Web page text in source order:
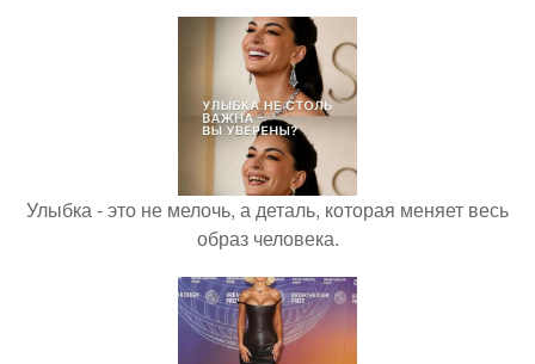
Улыбка - это не мелочь, а деталь, которая меняет весь
образ человека.